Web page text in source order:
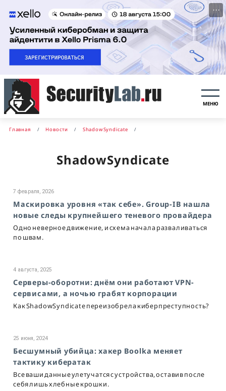
···
МЕНЮ
Главная Новости ShadowSyndicate
ShadowSyndicate
7 февраля, 2026
Маскировка уровня «так себе». Group-IB нашла
новые следы крупнейшего теневого провайдера
Одно неверное движение, и схема начала разваливаться
по швам.
4 августа, 2025
Серверы-оборотни: днём они работают VPN-
сервисами, а ночью грабят корпорации
Как ShadowSyndicate переизобрела киберпреступность?
25 июня, 2024
Бесшумный убийца: хакер Boolka меняет
тактику кибератак
Все ваши данные улетучатся с устройства, оставив после
себя лишь хлебные крошки.